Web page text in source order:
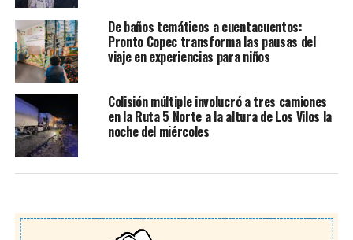
De baños temáticos a cuentacuentos:
Pronto Copec transforma las pausas del
viaje en experiencias para niños
Colisión múltiple involucró a tres camiones
en la Ruta 5 Norte a la altura de Los Vilos la
noche del miércoles